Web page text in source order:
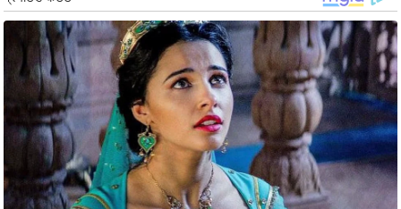
r
e
k
n
e